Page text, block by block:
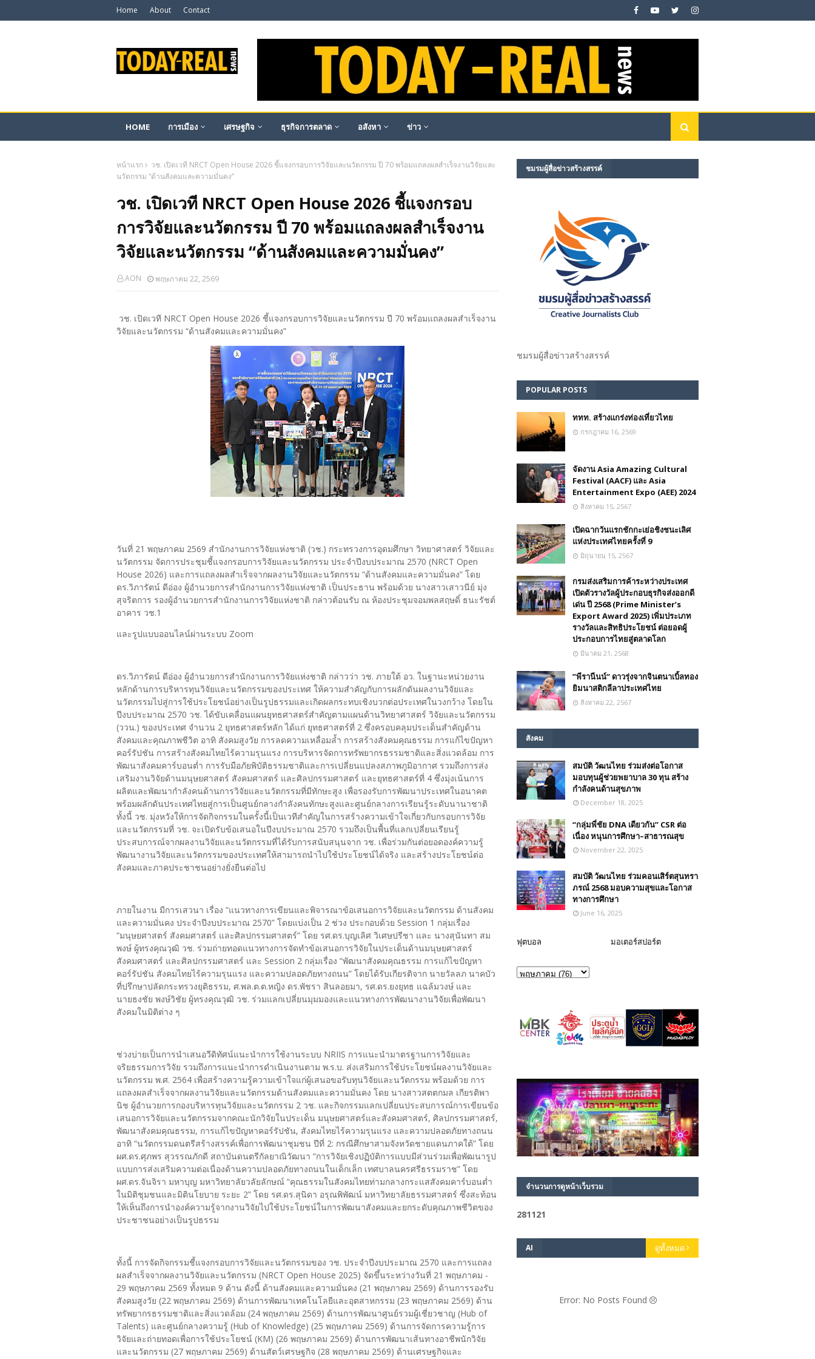
Home About Contact
HOME การเมือง เศรษฐกิจ ธุรกิจการตลาด อสังหา ข่าว
หน้าแรก
วช. เปิดเวที NRCT Open House 2026 ชี้แจงกรอบการวิจัยและนวัตกรรม ปี 70 พร้อมแถลงผลสำเร็จงานวิจัยและ
นวัตกรรม “ด้านสังคมและความมั่นคง”
วช. เปิดเวที NRCT Open House 2026 ชี้แจงกรอบ
การวิจัยและนวัตกรรม ปี 70 พร้อมแถลงผลสำเร็จงาน
วิจัยและนวัตกรรม “ด้านสังคมและความมั่นคง”
AON พฤษภาคม 22, 2569
วช. เปิดเวที NRCT Open House 2026 ชี้แจงกรอบการวิจัยและนวัตกรรม ปี 70 พร้อมแถลงผลสำเร็จงาน
วิจัยและนวัตกรรม “ด้านสังคมและความมั่นคง”
วันที่ 21 พฤษภาคม 2569 สำนักงานการวิจัยแห่งชาติ (วช.) กระทรวงการอุดมศึกษา วิทยาศาสตร์ วิจัยและ
นวัตกรรม จัดการประชุมชี้แจงกรอบการวิจัยและนวัตกรรม ประจําปีงบประมาณ 2570 (NRCT Open
House 2026) และการแถลงผลสำเร็จจากผลงานวิจัยและนวัตกรรม “ด้านสังคมและความมั่นคง” โดย
ดร.วิภารัตน์ ดีอ่อง ผู้อำนวยการสำนักงานการวิจัยแห่งชาติ เป็นประธาน พร้อมด้วย นางสาวเสาวนีย์ มุ่ง
สุจริตการ รองผู้อำนวยการสำนักงานการวิจัยแห่งชาติ กล่าวต้อนรับ ณ ห้องประชุมจอมพลสฤษดิ์ ธนะรัชต์
อาคาร วช.1
และรูปแบบออนไลน์ผ่านระบบ Zoom
ดร.วิภารัตน์ ดีอ่อง ผู้อำนวยการสำนักงานการวิจัยแห่งชาติ กล่าวว่า วช. ภายใต้ อว. ในฐานะหน่วยงาน
หลักด้านการบริหารทุนวิจัยและนวัตกรรมของประเทศ ให้ความสำคัญกับการผลักดันผลงานวิจัยและ
นวัตกรรมไปสู่การใช้ประโยชน์อย่างเป็นรูปธรรมและเกิดผลกระทบเชิงบวกต่อประเทศในวงกว้าง โดยใน
ปีงบประมาณ 2570 วช. ได้ขับเคลื่อนแผนยุทธศาสตร์สำคัญตามแผนด้านวิทยาศาสตร์ วิจัยและนวัตกรรม
(ววน.) ของประเทศ จำนวน 2 ยุทธศาสตร์หลัก ได้แก่ ยุทธศาสตร์ที่ 2 ซึ่งครอบคลุมประเด็นสำคัญด้าน
สังคมและคุณภาพชีวิต อาทิ สังคมสูงวัย การลดความเหลื่อมล้ำ การสร้างสังคมคุณธรรม การแก้ไขปัญหา
คอร์รัปชัน การสร้างสังคมไทยไร้ความรุนแรง การบริหารจัดการทรัพยากรธรรมชาติและสิ่งแวดล้อม การ
พัฒนาสังคมคาร์บอนต่ำ การรับมือภัยพิบัติธรรมชาติและการเปลี่ยนแปลงสภาพภูมิอากาศ รวมถึงการส่ง
เสริมงานวิจัยด้านมนุษยศาสตร์ สังคมศาสตร์ และศิลปกรรมศาสตร์ และยุทธศาสตร์ที่ 4 ซึ่งมุ่งเน้นการ
ผลิตและพัฒนากำลังคนด้านการวิจัยและนวัตกรรมที่มีทักษะสูง เพื่อรองรับการพัฒนาประเทศในอนาคต
พร้อมผลักดันประเทศไทยสู่การเป็นศูนย์กลางกำลังคนทักษะสูงและศูนย์กลางการเรียนรู้ระดับนานาชาติ
ทั้งนี้ วช. มุ่งหวังให้การจัดกิจกรรมในครั้งนี้เป็นเวทีสำคัญในการสร้างความเข้าใจเกี่ยวกับกรอบการวิจัย
และนวัตกรรมที่ วช. จะเปิดรับข้อเสนอในปีงบประมาณ 2570 รวมถึงเป็นพื้นที่แลกเปลี่ยนเรียนรู้
ประสบการณ์จากผลงานวิจัยและนวัตกรรมที่ได้รับการสนับสนุนจาก วช. เพื่อร่วมกันต่อยอดองค์ความรู้
พัฒนางานวิจัยและนวัตกรรมของประเทศให้สามารถนำไปใช้ประโยชน์ได้จริง และสร้างประโยชน์ต่อ
สังคมและภาคประชาชนอย่างยั่งยืนต่อไป
ภายในงาน มีการเสวนา เรื่อง “แนวทางการเขียนและพิจารณาข้อเสนอการวิจัยและนวัตกรรม ด้านสังคม
และความมั่นคง ประจำปีงบประมาณ 2570” โดยแบ่งเป็น 2 ช่วง ประกอบด้วย Session 1 กลุ่มเรื่อง
“มนุษยศาสตร์ สังคมศาสตร์ และศิลปกรรมศาสตร์” โดย รศ.ดร.บุญเลิศ วิเศษปรีชา และ นางสุนันทา สม
พงษ์ ผู้ทรงคุณวุฒิ วช. ร่วมถ่ายทอดแนวทางการจัดทำข้อเสนอการวิจัยในประเด็นด้านมนุษยศาสตร์
สังคมศาสตร์ และศิลปกรรมศาสตร์ และ Session 2 กลุ่มเรื่อง “พัฒนาสังคมคุณธรรม การแก้ไขปัญหา
คอร์รัปชัน สังคมไทยไร้ความรุนแรง และความปลอดภัยทางถนน” โดยได้รับเกียรติจาก นายวัลลภ นาคบัว
ที่ปรึกษาปลัดกระทรวงยุติธรรม, ศ.พล.ต.ต.หญิง ดร.พัชรา สินลอยมา, รศ.ดร.ยงยุทธ แฉล้มวงษ์ และ
นายธงชัย พงษ์วิชัย ผู้ทรงคุณวุฒิ วช. ร่วมแลกเปลี่ยนมุมมองและแนวทางการพัฒนางานวิจัยเพื่อพัฒนา
สังคมในมิติต่าง ๆ
ช่วงบ่ายเป็นการนำเสนอวีดิทัศน์แนะนำการใช้งานระบบ NRIIS การแนะนำมาตรฐานการวิจัยและ
จริยธรรมการวิจัย รวมถึงการแนะนำการดำเนินงานตาม พ.ร.บ. ส่งเสริมการใช้ประโยชน์ผลงานวิจัยและ
นวัตกรรม พ.ศ. 2564 เพื่อสร้างความรู้ความเข้าใจแก่ผู้เสนอขอรับทุนวิจัยและนวัตกรรม พร้อมด้วย การ
แถลงผลสำเร็จจากผลงานวิจัยและนวัตกรรมด้านสังคมและความมั่นคง โดย นางสาวสตตกมล เกียรติพา
นิช ผู้อำนวยการกองบริหารทุนวิจัยและนวัตกรรม 2 วช. และกิจกรรมแลกเปลี่ยนประสบการณ์การเขียนข้อ
เสนอการวิจัยและนวัตกรรมจากคณะนักวิจัยในประเด็น มนุษยศาสตร์และสังคมศาสตร์, ศิลปกรรมศาสตร์,
พัฒนาสังคมคุณธรรม, การแก้ไขปัญหาคอร์รัปชัน, สังคมไทยไร้ความรุนแรง และความปลอดภัยทางถนน
อาทิ “นวัตกรรมดนตรีสร้างสรรค์เพื่อการพัฒนาชุมชน ปีที่ 2: กรณีศึกษาสามจังหวัดชายแดนภาคใต้” โดย
ผศ.ดร.ศุภพร สุวรรณภักดี สถาบันดนตรีกัลยาณิวัฒนา “การวิจัยเชิงปฏิบัติการแบบมีส่วนร่วมเพื่อพัฒนารูป
แบบการส่งเสริมความต่อเนื่องด้านความปลอดภัยทางถนนในเด็กเล็ก เทศบาลนครศรีธรรมราช” โดย
ผศ.ดร.จันจิรา มหาบุญ มหาวิทยาลัยวลัยลักษณ์ “คุณธรรมในสังคมไทยท่ามกลางกระแสสังคมคาร์บอนต่ำ
ในมิติชุมชนและมิตินโยบาย ระยะ 2” โดย รศ.ดร.สุนิดา อรุณพิพัฒน์ มหาวิทยาลัยธรรมศาสตร์ ซึ่งสะท้อน
ให้เห็นถึงการนำองค์ความรู้จากงานวิจัยไปใช้ประโยชน์ในการพัฒนาสังคมและยกระดับคุณภาพชีวิตของ
ประชาชนอย่างเป็นรูปธรรม
ทั้งนี้ การจัดกิจกรรมชี้แจงกรอบการวิจัยและนวัตกรรมของ วช. ประจำปีงบประมาณ 2570 และการแถลง
ผลสำเร็จจากผลงานวิจัยและนวัตกรรม (NRCT Open House 2025) จัดขึ้นระหว่างวันที่ 21 พฤษภาคม -
29 พฤษภาคม 2569 ทั้งหมด 9 ด้าน ดังนี้ ด้านสังคมและความมั่นคง (21 พฤษภาคม 2569) ด้านการรองรับ
สังคมสูงวัย (22 พฤษภาคม 2569) ด้านการพัฒนาเทคโนโลยีและอุตสาหกรรม (23 พฤษภาคม 2569) ด้าน
ทรัพยากรธรรมชาติและสิ่งแวดล้อม (24 พฤษภาคม 2569) ด้านการพัฒนาศูนย์รวมผู้เชี่ยวชาญ (Hub of
Talents) และศูนย์กลางความรู้ (Hub of Knowledge) (25 พฤษภาคม 2569) ด้านการจัดการความรู้การ
วิจัยและถ่ายทอดเพื่อการใช้ประโยชน์ (KM) (26 พฤษภาคม 2569) ด้านการพัฒนาเส้นทางอาชีพนักวิจัย
และนวัตกรรม (27 พฤษภาคม 2569) ด้านสัตว์เศรษฐกิจ (28 พฤษภาคม 2569) ด้านเศรษฐกิจและ
ชมรม​ผู้สื่อข่าวสร้างสรรค์​
ชมรม​ผู้สื่อข่าวสร้างสรรค์​
POPULAR POSTS
ททท. สร้างแกร่งท่องเที่ยวไทย
กรกฎาคม 16, 2569
จัดงาน Asia Amazing Cultural
Festival (AACF) และ Asia
Entertainment Expo (AEE) 2024
สิงหาคม 15, 2567
เปิดฉากวันแรกชักกะเย่อชิงชนะเลิศ
แห่งประเทศไทยครั้งที่ 9
มิถุนายน 15, 2567
กรมส่งเสริมการค้าระหว่างประเทศ
เปิดตัวรางวัลผู้ประกอบธุรกิจส่งออกดี
เด่น ปี 2568 (Prime Minister’s
Export Award 2025) เพิ่มประเภท
รางวัลและสิทธิประโยชน์ ต่อยอดผู้
ประกอบการไทยสู่ตลาดโลก
มีนาคม 21, 2568
”พีรานีนน์“​ ดาวรุ่งจากจินตนาเบิ้ลทอง
ยิมนาสติกลีลาประเทศไทย
สิงหาคม 22, 2567
สังคม
สมบัติ วัฒนไทย ร่วมส่งต่อโอกาส
มอบทุนผู้ช่วยพยาบาล 30 ทุน สร้าง
กำลังคนด้านสุขภาพ
December 18, 2025
“กลุ่มพี่ชัย DNA เดียวกัน” CSR ต่อ
เนื่อง หนุนการศึกษา–สาธารณสุข
November 22, 2025
สมบัติ วัฒนไทย ร่วมคอนเสิร์ตสุนทรา
ภรณ์ 2568 มอบความสุขและโอกาส
ทางการศึกษา
June 16, 2025
ฟุตบอล มอเตอร์สปอร์ต
จำนวนการดูหน้าเว็บรวม
281121
AI ดูทั้งหมด
Error: No Posts Found